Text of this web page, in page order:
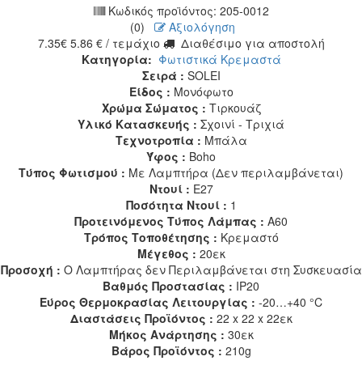
Κωδικός προϊόντος: 205-0012
(0)
Αξιολόγηση
7.35€ 5.86 € / τεμάχιο
Διαθέσιμο για αποστολή
Κατηγορία: Φωτιστικά Κρεμαστά
Σειρά : SOLEI
Είδος : Μονόφωτο
Χρώμα Σώματος : Τιρκουάζ
Υλικό Κατασκευής : Σχοινί - Τριχιά
Τεχνοτροπία : Μπάλα
Ύφος : Boho
Τύπος Φωτισμού : Με Λαμπτήρα (Δεν περιλαμβάνεται)
Ντουί : E27
Ποσότητα Ντουί : 1
Προτεινόμενος Τύπος Λάμπας : A60
Τρόπος Τοποθέτησης : Κρεμαστό
Μέγεθος : 20εκ
Προσοχή : Ο Λαμπτήρας δεν Περιλαμβάνεται στη Συσκευασία
Βαθμός Προστασίας : IP20
Εύρος Θερμοκρασίας Λειτουργίας : -20…+40 °C
Διαστάσεις Προϊόντος : 22 x 22 x 22εκ
Μήκος Ανάρτησης : 30εκ
Βάρος Προϊόντος : 210g